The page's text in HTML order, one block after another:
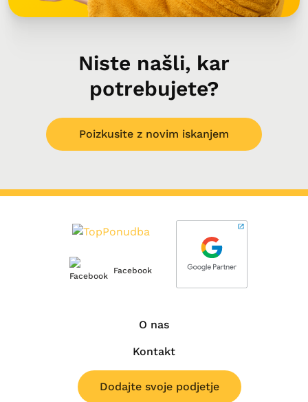
Niste našli, kar
potrebujete?
Poizkusite z novim iskanjem
Facebook
O nas
Kontakt
Dodajte svoje podjetje